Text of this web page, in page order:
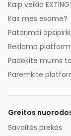
Kaip veikia
Kas mes esame?
Patarimai
Reklama
Padėkite mums
Paremkite
Greitos
Savaitės prekės